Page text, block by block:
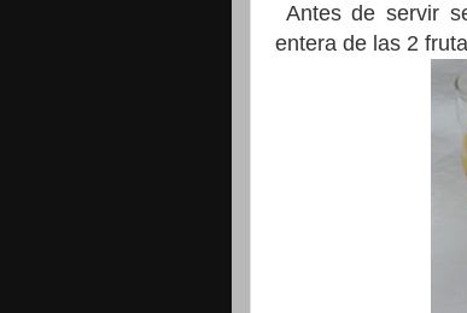
Antes de servir
entera de las 2